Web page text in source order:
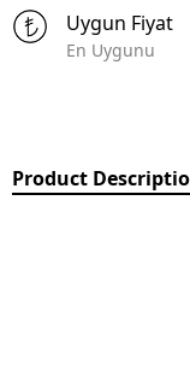
Uygun Fiyat
En Uygunu
Product